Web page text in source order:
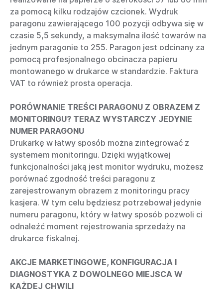
za pomocą kilku rodzajów czcionek. Wydruk
paragonu zawierającego 100 pozycji odbywa się w
czasie 5,5 sekundy, a maksymalna ilość towarów na
jednym paragonie to 255. Paragon jest odcinany za
pomocą profesjonalnego obcinacza papieru
montowanego w drukarce w standardzie. Faktura
VAT to również prosta operacja.
PORÓWNANIE TREŚCI PARAGONU Z OBRAZEM Z
MONITORINGU? TERAZ WYSTARCZY JEDYNIE
NUMER PARAGONU
Drukarkę w łatwy sposób można zintegrować z
systemem monitoringu. Dzięki wyjątkowej
funkcjonalności jaką jest monitor wydruku, możesz
porównać zgodność treści paragonu z
zarejestrowanym obrazem z monitoringu pracy
kasjera. W tym celu będziesz potrzebował jedynie
numeru paragonu, który w łatwy sposób pozwoli ci
odnaleźć moment rejestrowania sprzedaży na
drukarce fiskalnej.
AKCJE MARKETINGOWE, KONFIGURACJA I
DIAGNOSTYKA Z DOWOLNEGO MIEJSCA W
KAŻDEJ CHWILI